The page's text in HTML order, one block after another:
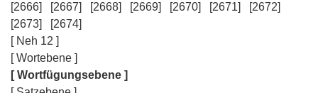
[2666]
[2667] [2668] [2669] [2670] [2671]
[2672]
[2673]
[2674]
[ Neh 12 ]
[ Wortebene ]
[ Wortfügungsebene ]